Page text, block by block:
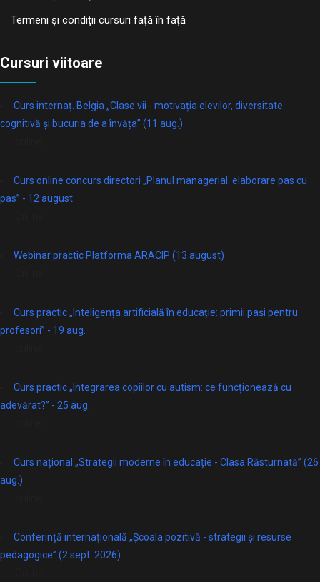
Termeni și condiții cursuri față în față
Cursuri viitoare
Curs internaț. Belgia „Clase vii - motivația elevilor, diversitate
cognitivă și bucuria de a învăța” (11 aug.)
Curs online concurs directori „Planul managerial: elaborare pas cu
pas” - 12 august
Webinar practic Platforma ARACIP (13 august)
Curs practic „Inteligența artificială în educație: primii pași pentru
profesori” - 19 aug.
Curs practic „Integrarea copiilor cu autism: ce funcționează cu
adevărat?” - 25 aug.
Curs național „Strategii moderne în educație - Clasa Răsturnată” (26
aug.)
Conferință internațională „Școala pozitivă - strategii și resurse
pedagogice” (2 sept. 2026)